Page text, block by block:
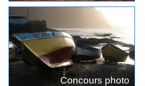
Concours photo